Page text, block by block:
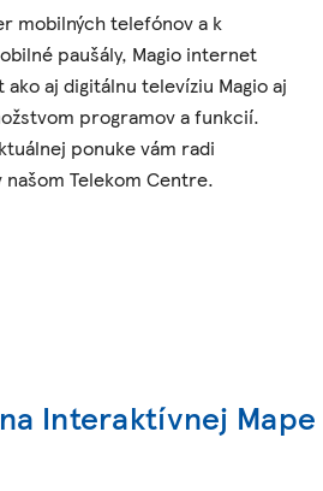
mobilných telefónov a k
paušály, Magio internet
aj digitálnu televíziu Magio aj
programov a funkcií.
ponuke vám radi
Telekom Centre.
Interaktívnej Mape